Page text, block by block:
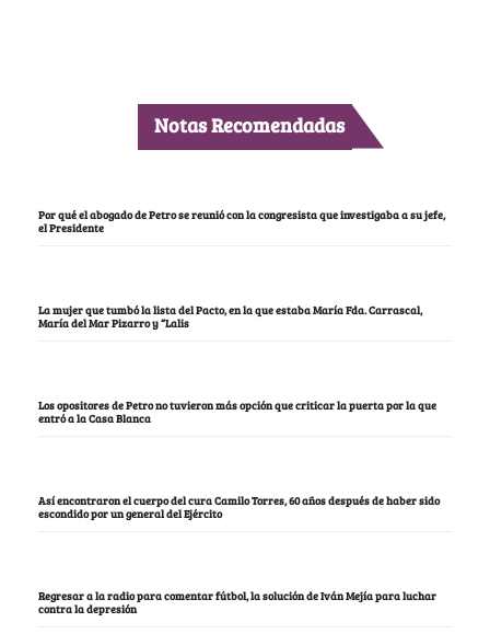
Notas Recomendadas
Por qué el abogado de Petro se reunió con la congresista que investigaba a su jefe,
el Presidente
La mujer que tumbó la lista del Pacto, en la que estaba María Fda. Carrascal,
María del Mar Pizarro y “Lalis
Los opositores de Petro no tuvieron más opción que criticar la puerta por la que
entró a la Casa Blanca
Así encontraron el cuerpo del cura Camilo Torres, 60 años después de haber sido
escondido por un general del Ejército
Regresar a la radio para comentar fútbol, la solución de Iván Mejía para luchar
contra la depresión